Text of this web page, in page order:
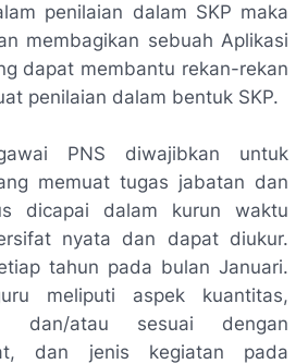
penilaian dalam SKP maka
membagikan sebuah Aplikasi
dapat membantu rekan-rekan
penilaian dalam bentuk SKP.
PNS diwajibkan untuk
memuat tugas jabatan dan
dicapai dalam kurun waktu
nyata dan dapat diukur.
tahun pada bulan Januari.
meliputi aspek kuantitas,
dan/atau sesuai dengan
dan jenis kegiatan pada